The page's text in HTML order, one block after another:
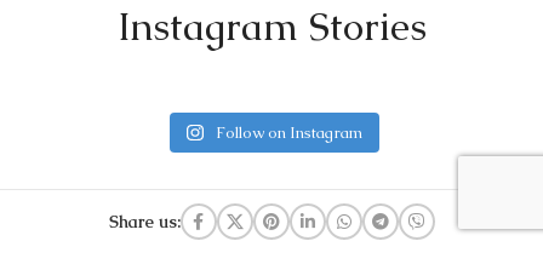
Instagram Stories
Follow on Instagram
Share us: